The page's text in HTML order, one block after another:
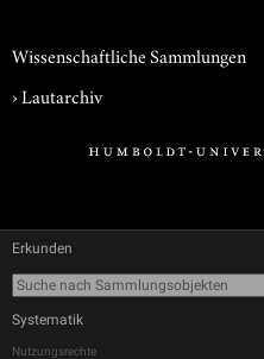
Wissenschaftliche Sammlungen
›Lautarchiv
Erkunden
Systematik
Nutzungsrechte